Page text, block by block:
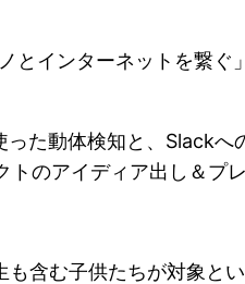
とインターネットを繋
た動体検知と、Slack
のアイディア出し＆プ
含む子供たちが対象と